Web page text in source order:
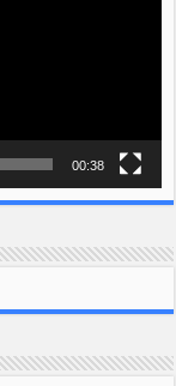
00:38